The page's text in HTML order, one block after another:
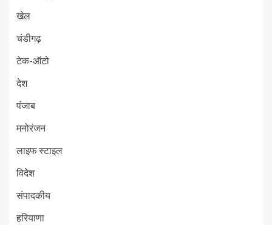
खेल
चंडीगढ़
टेक-ऑटो
देश
पंजाब
मनोरंजन
लाइफ स्टाइल
विदेश
संपादकीय
हरियाणा